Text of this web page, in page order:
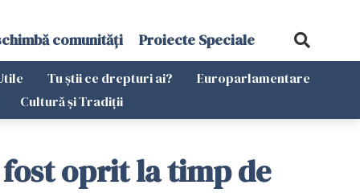
comunități Proiecte Speciale
Tu știi ce drepturi ai?
Europarlamentare
Cultură și Tradiții
oprit la timp de